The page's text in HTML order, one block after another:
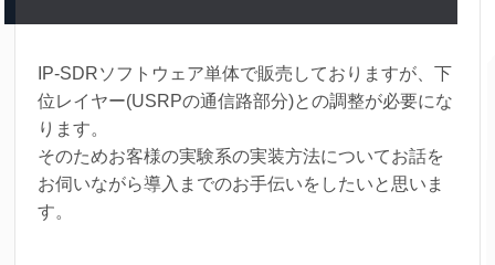
IP-SDRソフトウェア単体で販売しておりますが、下
位レイヤー(USRPの通信路部分)との調整が必要にな
ります。
そのためお客様の実験系の実装方法についてお話を
お伺いながら導入までのお手伝いをしたいと思いま
す。